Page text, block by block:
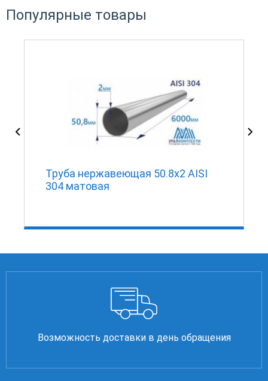
Популярные товары
Труба нержавеющая 50.8х2 AISI
304 матовая
Возможность доставки в день обращения